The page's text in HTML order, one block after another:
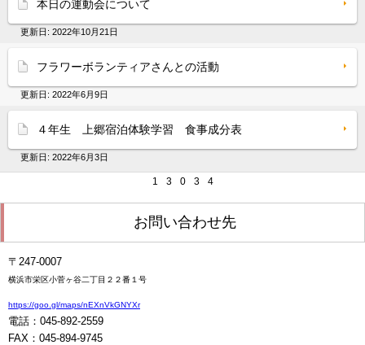
本日の運動会について
更新日: 2022年10月21日
フラワーボランティアさんとの活動
更新日: 2022年6月9日
４年生 上郷宿泊体験学習 食事成分表
更新日: 2022年6月3日
1 3 0 3 4
お問い合わせ先
〒247-0007
横浜市栄区小菅ヶ谷二丁目２２番１号
https://goo.gl/maps/nEXnVkGNYXr
電話：045-892-2559
FAX：045-894-9745